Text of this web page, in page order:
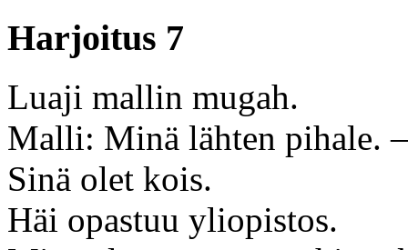
Harjoitus 7
Luaji mallin mugah.
Malli: Minä lähten pihale.
Sinä olet kois.
Häi opastuu yliopistos.